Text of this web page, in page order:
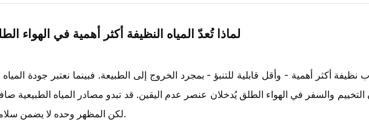
لماذا تُعدّ المياه النظيفة أكثر أهمية في الهواء
أكثر أهمية - وأقل قابلية للتنبؤ - بمجرد الخروج إلى الطبيعة. فبينما نعتبر جودة
والسفر في الهواء الطلق يُدخلان عنصر عدم اليقين. قد تبدو مصادر المياه الطبيعية
لكن المظهر وحده لا يضمن سلامتها.